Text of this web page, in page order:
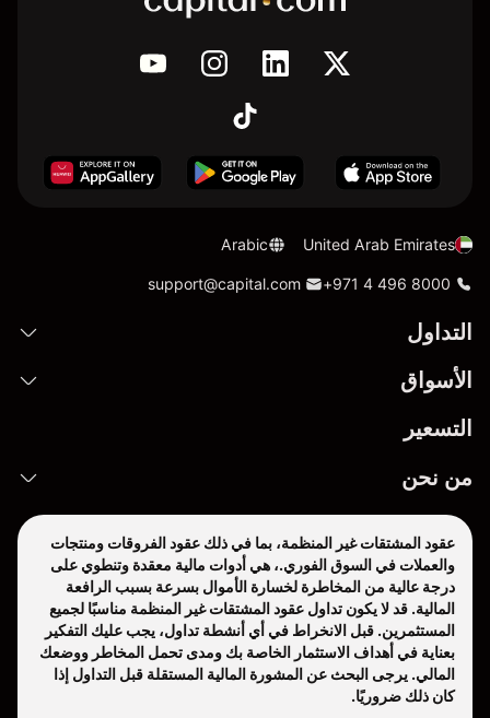
United Arab Emirates
Arabic
+971 4 496 8000
support@capital.com
التداول
الأسواق
التسعير
من نحن
عقود المشتقات غير المنظمة، بما في ذلك عقود الفروقات ومنتجات
والعملات في السوق الفوري.، هي أدوات مالية معقدة وتنطوي على
درجة عالية من المخاطرة لخسارة الأموال بسرعة بسبب الرافعة
المالية. قد لا يكون تداول عقود المشتقات غير المنظمة مناسبًا لجميع
المستثمرين. قبل الانخراط في أي أنشطة تداول، يجب عليك التفكير
بعناية في أهداف الاستثمار الخاصة بك ومدى تحمل المخاطر ووضعك
المالي. يرجى البحث عن المشورة المالية المستقلة قبل التداول إذا
كان ذلك ضروريًا.